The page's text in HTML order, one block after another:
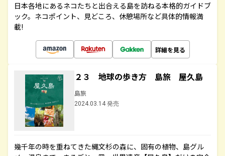
日本各地にあるネコたちと出合える島を訪ねる本格的ガイドブ
ック。ネコポイント、見どころ、休憩場所など具体的情報満
載!
詳細を見る
２３ 地球の歩き方 島旅 屋久島
島旅
2024.03.14 発売
幾千年の時を重ねてきた縄文杉の森に、固有の植物、島グル